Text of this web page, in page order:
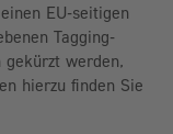
EU-seitigen
Tagging-
gekürzt werden,
hierzu finden Sie